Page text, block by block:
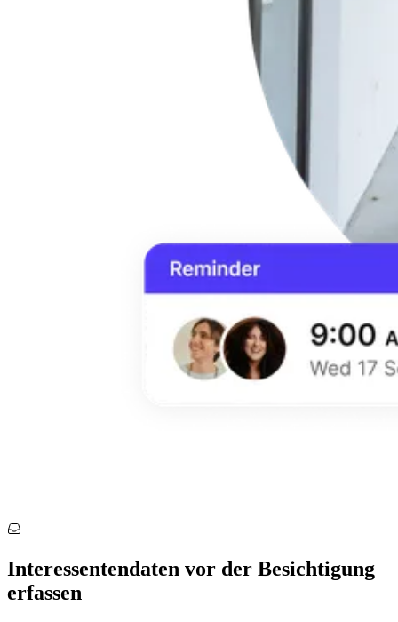
Interessentendaten vor der Besichtigung
erfassen